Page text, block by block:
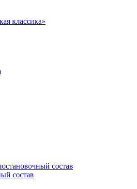
классика»
состав
состав